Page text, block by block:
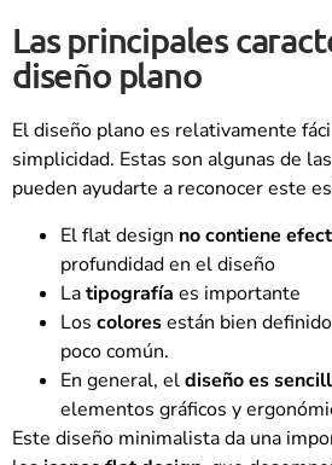
Las principales
diseño plano
El diseño plano es relativamente
simplicidad. Estas son algunas de
pueden ayudarte a reconocer este
El flat design no contiene
profundidad en el diseño
Latipografía es importante
Los coloresestán bien
poco común.
En general, eldiseño es
elementos gráficos y
Este diseño minimalista da una